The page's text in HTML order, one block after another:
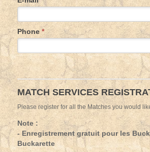
Phone *
MATCH SERVICES
Please register for all the Matches you would
Note :
- Enregistrement gratuit pour les
Buckarette